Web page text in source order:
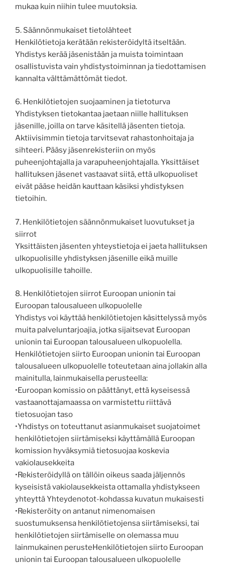
mukaa kuin niihin tulee muutoksia.
5. Säännönmukaiset tietolähteet
Henkilötietoja kerätään rekisteröidyltä itseltään.
Yhdistys kerää jäsenistään ja muista toimintaan
osallistuvista vain yhdistystoiminnan ja tiedottamisen
kannalta välttämättömät tiedot.
6. Henkilötietojen suojaaminen ja tietoturva
Yhdistyksen tietokantaa jaetaan niille hallituksen
jäsenille, joilla on tarve käsitellä jäsenten tietoja.
Aktiivisimmin tietoja tarvitsevat rahastonhoitaja ja
sihteeri. Pääsy jäsenrekisteriin on myös
puheenjohtajalla ja varapuheenjohtajalla. Yksittäiset
hallituksen jäsenet vastaavat siitä, että ulkopuoliset
eivät pääse heidän kauttaan käsiksi yhdistyksen
tietoihin.
7. Henkilötietojen säännönmukaiset luovutukset ja
siirrot
Yksittäisten jäsenten yhteystietoja ei jaeta hallituksen
ulkopuolisille yhdistyksen jäsenille eikä muille
ulkopuolisille tahoille.
8. Henkilötietojen siirrot Euroopan unionin tai
Euroopan talousalueen ulkopuolelle
Yhdistys voi käyttää henkilötietojen käsittelyssä myös
muita palveluntarjoajia, jotka sijaitsevat Euroopan
unionin tai Euroopan talousalueen ulkopuolella.
Henkilötietojen siirto Euroopan unionin tai Euroopan
talousalueen ulkopuolelle toteutetaan aina jollakin alla
mainitulla, lainmukaisella perusteella:
•Euroopan komissio on päättänyt, että kyseisessä
vastaanottajamaassa on varmistettu riittävä
tietosuojan taso
•Yhdistys on toteuttanut asianmukaiset suojatoimet
henkilötietojen siirtämiseksi käyttämällä Euroopan
komission hyväksymiä tietosuojaa koskevia
vakiolausekkeita
•Rekisteröidyllä on tällöin oikeus saada jäljennös
kyseisistä vakiolausekkeista ottamalla yhdistykseen
yhteyttä Yhteydenotot-kohdassa kuvatun mukaisesti
•Rekisteröity on antanut nimenomaisen
suostumuksensa henkilötietojensa siirtämiseksi, tai
henkilötietojen siirtämiselle on olemassa muu
lainmukainen perusteHenkilötietojen siirto Euroopan
unionin tai Euroopan talousalueen ulkopuolelle